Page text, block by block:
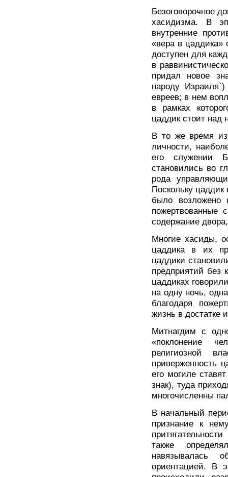
Безоговорочное
хасидизма. В
внутренние
«вера в
доступен для
в
придал новое
народу
евреев; в нем
в рамках
цаддик стоит над
В то же время из
личности,
его служении
становились во
рода
Поскольку
было возложено
пожертвованные
содержание
Многие хасиды,
цаддика в их
цаддики
предприятий без
цаддиках
на одну ночь,
благодаря
жизнь в достатке
Митнагдим с
«поклонение
религиозной
приверженность
его могиле
знак), туда
многочисленны
В начальный
признание к
также
навязывалась
ориентацией. В